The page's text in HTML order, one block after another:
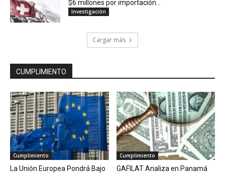
$6 millones por importación...
Investigación
Cargar más
CUMPLIMIENTO
Cumplimiento
La Unión Europea Pondrá Bajo
Cumplimiento
GAFILAT Analiza en Panamá